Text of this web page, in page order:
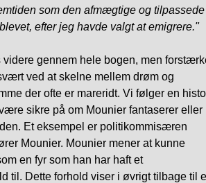
som den afmægtige og tilpassede
efter jeg havde valgt at emigrere."
videre gennem hele bogen, men
ved at skelne mellem drøm og
der ofte er mareridt. Vi følger en
sikre på om Mounier fantaserer eller
Et eksempel er politikommisæren
Mounier. Mounier mener at kunne
en fyr som han har haft et
til. Dette forhold viser i øvrigt tilbage til